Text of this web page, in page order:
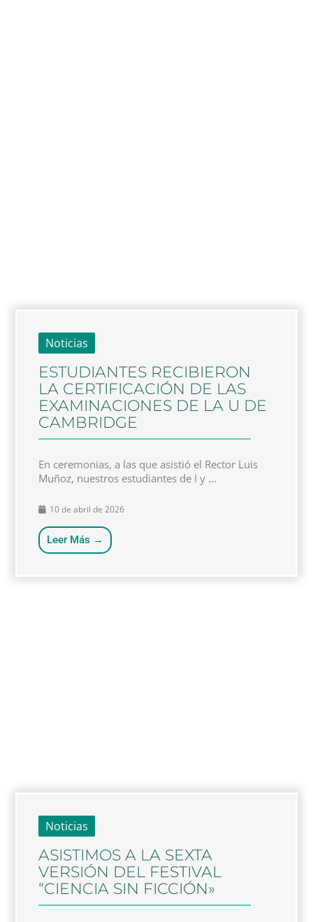
Noticias
ESTUDIANTES RECIBIERON
LA CERTIFICACIÓN DE LAS
EXAMINACIONES DE LA U DE
CAMBRIDGE
En ceremonias, a las que asistió el Rector Luis
Muñoz, nuestros estudiantes de I y ...
10 de abril de 2026
Leer Más →
Noticias
ASISTIMOS A LA SEXTA
VERSIÓN DEL FESTIVAL
“CIENCIA SIN FICCIÓN»